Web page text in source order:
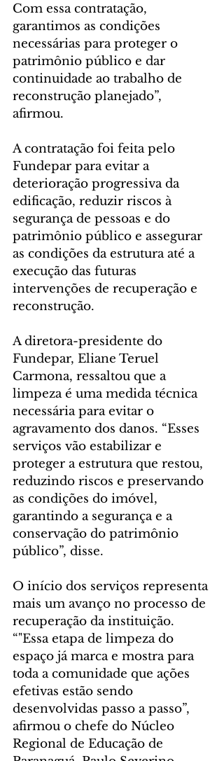
Com essa contratação,
garantimos as condições
necessárias para proteger o
patrimônio público e dar
continuidade ao trabalho de
reconstrução planejado”,
afirmou.
A contratação foi feita pelo
Fundepar para evitar a
deterioração progressiva da
edificação, reduzir riscos à
segurança de pessoas e do
patrimônio público e assegurar
as condições da estrutura até a
execução das futuras
intervenções de recuperação e
reconstrução.
A diretora-presidente do
Fundepar, Eliane Teruel
Carmona, ressaltou que a
limpeza é uma medida técnica
necessária para evitar o
agravamento dos danos. “Esses
serviços vão estabilizar e
proteger a estrutura que restou,
reduzindo riscos e preservando
as condições do imóvel,
garantindo a segurança e a
conservação do patrimônio
público”, disse.
O início dos serviços representa
mais um avanço no processo de
recuperação da instituição.
“"Essa etapa de limpeza do
espaço já marca e mostra para
toda a comunidade que ações
efetivas estão sendo
desenvolvidas passo a passo”,
afirmou o chefe do Núcleo
Regional de Educação de